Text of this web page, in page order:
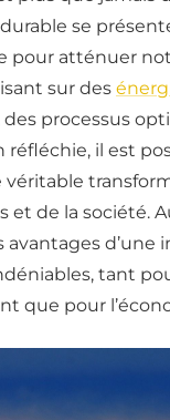
se
pour atténuer
sur des
des processus
il est
véritable
et de la société.
avantages d’une
tant
que pour